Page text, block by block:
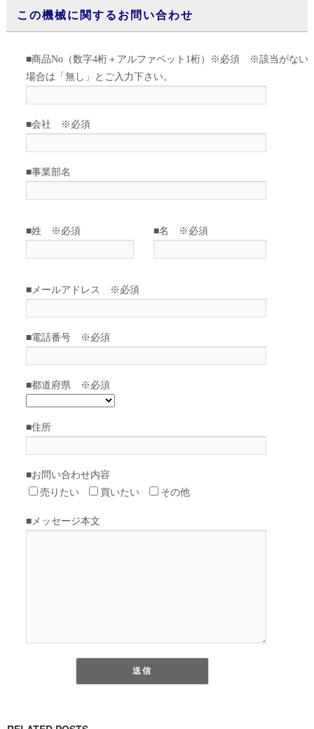
この機械に関するお問い合わせ